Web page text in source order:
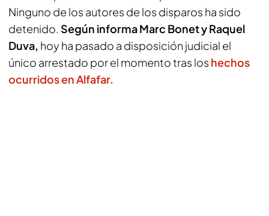
Ninguno de los autores de los disparos ha sido
detenido. Según informa Marc Bonet y Raquel
Duva, hoy ha pasado a disposición judicial el
único arrestado por el momento tras los hechos
ocurridos en Alfafar.